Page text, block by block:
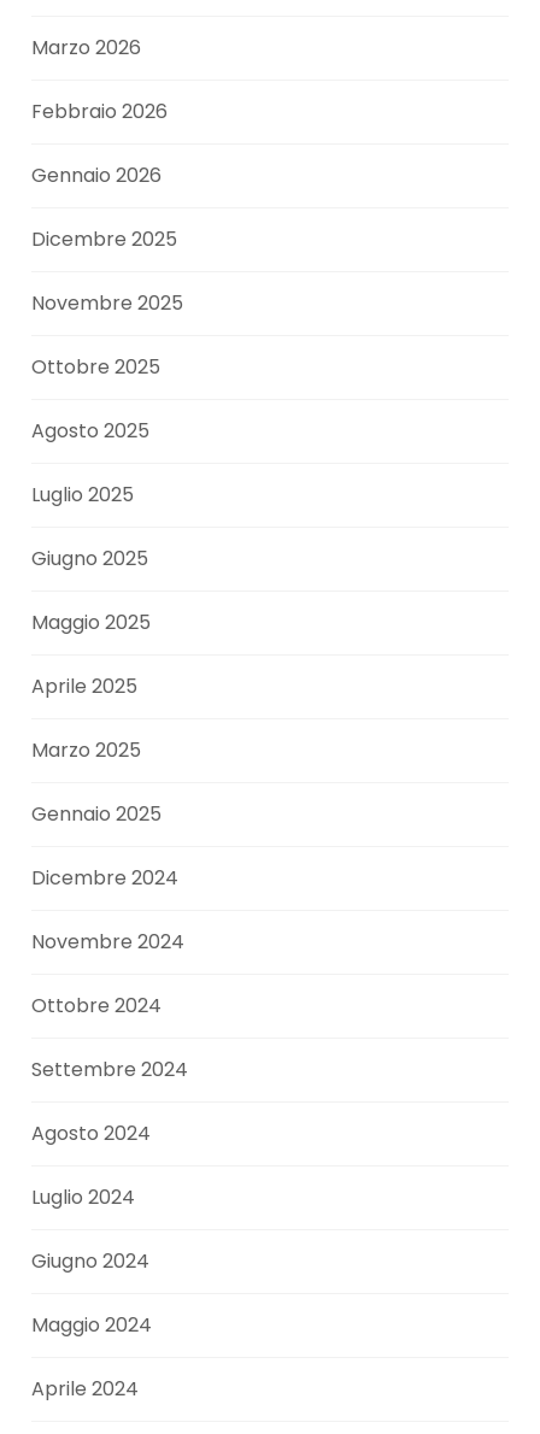
Marzo 2026
Febbraio 2026
Gennaio 2026
Dicembre 2025
Novembre 2025
Ottobre 2025
Agosto 2025
Luglio 2025
Giugno 2025
Maggio 2025
Aprile 2025
Marzo 2025
Gennaio 2025
Dicembre 2024
Novembre 2024
Ottobre 2024
Settembre 2024
Agosto 2024
Luglio 2024
Giugno 2024
Maggio 2024
Aprile 2024